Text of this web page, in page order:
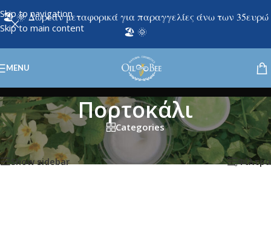
Skip to navigation
Skip to main content
🏖️ 🌞 Δωρεάν μεταφορικά για παραγγελίες άνω των 35ευρώ
🏖️ 🌞
MENU
Πορτοκάλι
Categories
Εμφάνιση του μοναδικού αποτελέσματος
Show sidebar
Φίλτρα